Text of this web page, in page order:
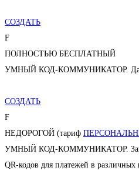
СОЗДАТЬ
F
ПОЛНОСТЬЮ БЕСПЛАТНЫЙ
УМНЫЙ КОД-КОММУНИКАТОР.
СОЗДАТЬ
F
НЕДОРОГОЙ (тариф
УМНЫЙ КОД-КОММУНИКАТОР.
QR-кодов для платежей в